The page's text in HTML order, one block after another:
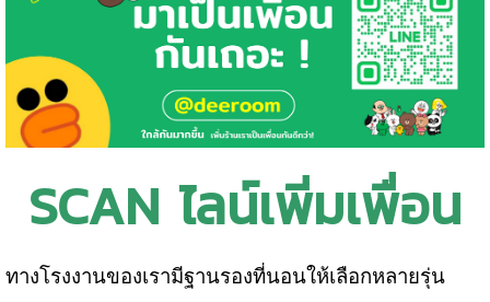
SCAN ไลน์เพิ่มเพื่อน
ทางโรงงานของเรามีฐานรองที่นอนให้เลือกหลายรุ่น